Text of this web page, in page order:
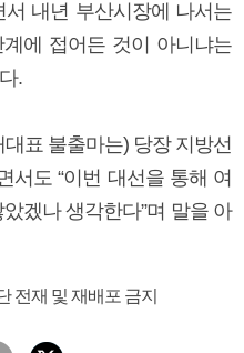
내년 부산시장에 나서는
에 접어든 것이 아니냐는
.
표 불출마는) 당장 지방선
서도 “이번 대선을 통해 여
겠나 생각한다”며 말을 아
전재 및 재배포 금지